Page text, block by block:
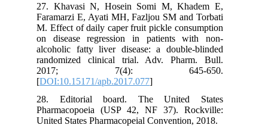
27. Khavasi N, Hosein Somi M, Khadem E,
Faramarzi E, Ayati MH, Fazljou SM and Torbati
M. Effect of daily caper fruit pickle consumption
on disease regression in patients with non-
alcoholic fatty liver disease: a double-blinded
randomized clinical trial. Adv. Pharm. Bull.
2017; 7(4): 645-650.
[DOI:10.15171/apb.2017.077
28. Editorial board. The United States
Pharmacopoeia (USP 42, NF 37). Rockville:
United States Pharmacopeial Convention, 2018.